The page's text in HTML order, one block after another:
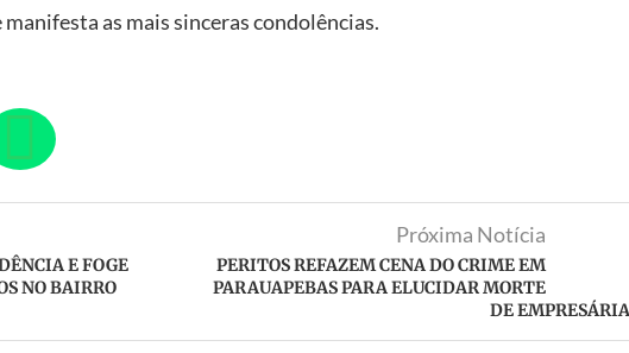
as mais sinceras condolências.
E FOGE
NO BAIRRO
Próxima Notícia
PERITOS REFAZEM CENA DO CRIME EM
PARAUAPEBAS PARA ELUCIDAR MORTE
DE EMPRESÁRIA